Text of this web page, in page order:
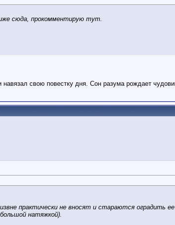
сюда, прокомментирую тут.
свою повестку дня. Сон разума рождает
практически не вносят и стараются оградить
натяжкой).